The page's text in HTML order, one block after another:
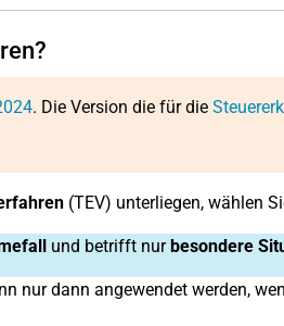
. Die Version die für die
(TEV) unterliegen, wählen
und betrifft nurbesondere
nur dann angewendet werden,